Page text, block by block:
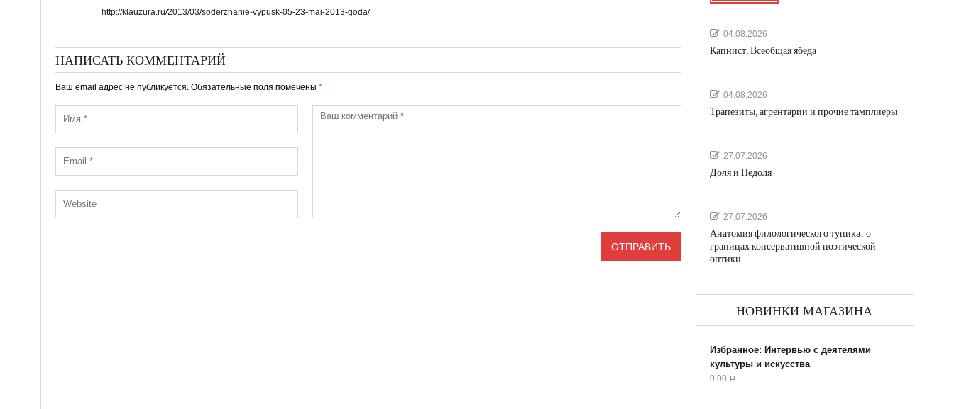
http://klauzura.ru/2013/03/soderzhanie-vypusk-05-23-mai-2013-goda/
НАПИСАТЬ КОММЕНТАРИЙ
Ваш email адрес не публикуется. Обязательные поля помечены *
04.08.2026
Капнист. Всеобщая ябеда
04.08.2026
Трапезиты, агрентарии и прочие тамплиеры
27.07.2026
Доля и Недоля
27.07.2026
Анатомия филологического тупика: о
границах консервативной поэтической
оптики
НОВИНКИ МАГАЗИНА
Избранное: Интервью с деятелями
культуры и искусства
0.00 Р